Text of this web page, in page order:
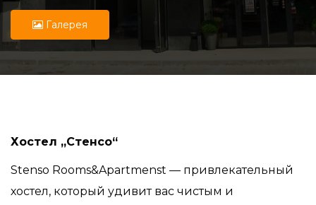
Галерея
Хостел „Стенсо“
Stenso Rooms&Apartmenst — привлекательный
хостел, который удивит вас чистым и